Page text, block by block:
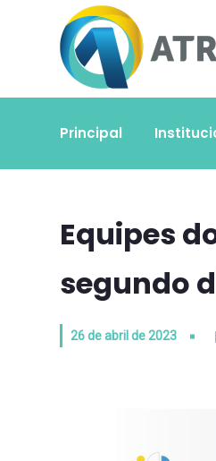
Principal
Equipes
segundo
26 de abril de 2023